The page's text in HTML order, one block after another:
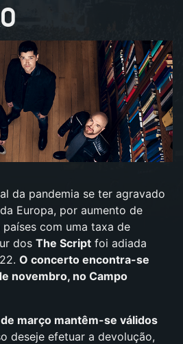
da pandemia se ter agravado
Europa, por aumento de
com uma taxa de
dos The Script foi adiada
O concerto encontra-se
novembro, no Campo
março mantêm-se válidos
deseje efetuar a devolução,